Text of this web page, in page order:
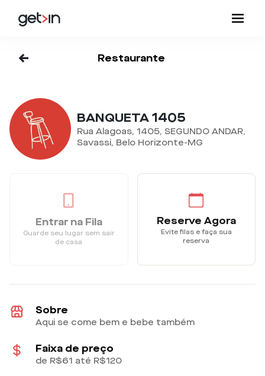
<- Restaurante
BANQUETA 1405
Rua Alagoas, 1405, SEGUNDO ANDAR,
Savassi, Belo Horizonte-MG
Entrar na Fila
Guarde seu lugar sem sair
de casa
Reserve Agora
Evite filas e faça sua
reserva
Sobre
Aqui se come bem e bebe também
Faixa de preço
de R$61 até R$120